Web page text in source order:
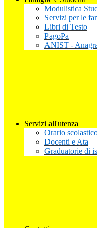
Modulistica
Servizi per le
Libri di Testo
PagoPa
ANIST -
Servizi all'utenza
Orario
Docenti e Ata
Graduatorie di